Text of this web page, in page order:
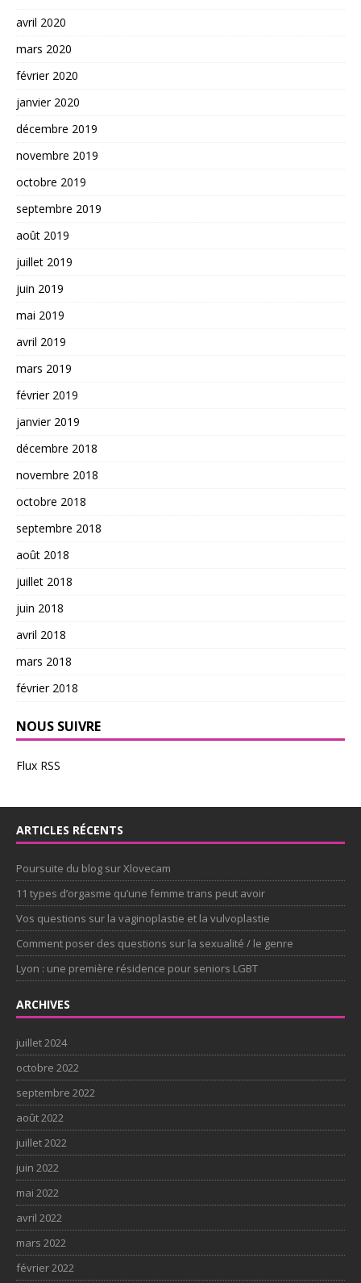
avril 2020
mars 2020
février 2020
janvier 2020
décembre 2019
novembre 2019
octobre 2019
septembre 2019
août 2019
juillet 2019
juin 2019
mai 2019
avril 2019
mars 2019
février 2019
janvier 2019
décembre 2018
novembre 2018
octobre 2018
septembre 2018
août 2018
juillet 2018
juin 2018
avril 2018
mars 2018
février 2018
NOUS SUIVRE
Flux RSS
ARTICLES RÉCENTS
Poursuite du blog sur Xlovecam
11 types d’orgasme qu’une femme trans peut avoir
Vos questions sur la vaginoplastie et la vulvoplastie
Comment poser des questions sur la sexualité / le genre
Lyon : une première résidence pour seniors LGBT
ARCHIVES
juillet 2024
octobre 2022
septembre 2022
août 2022
juillet 2022
juin 2022
mai 2022
avril 2022
mars 2022
février 2022